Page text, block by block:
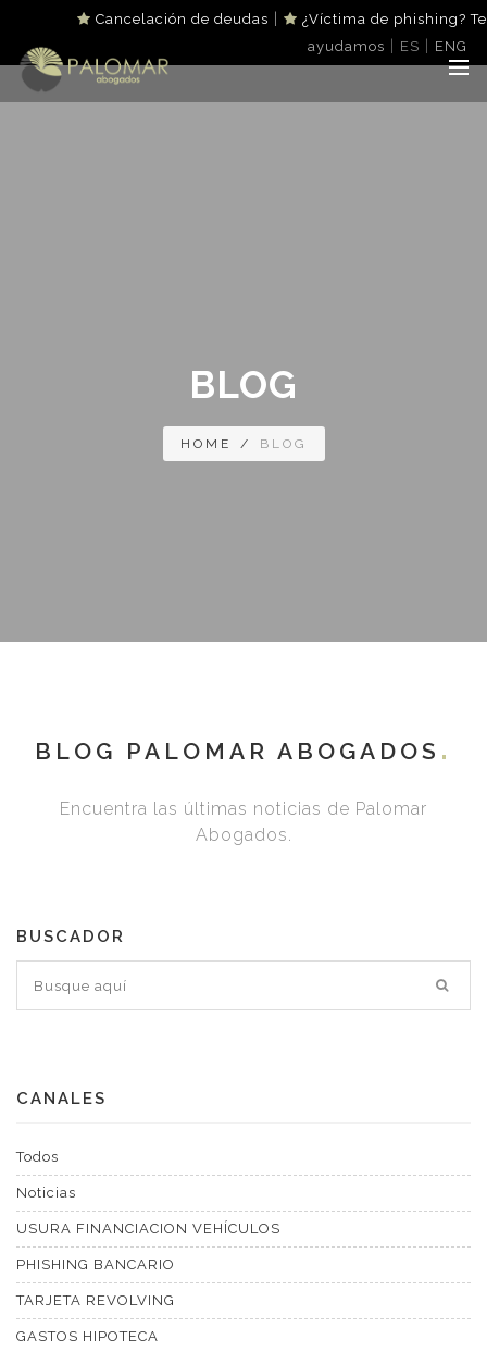
Cancelación de deudas
¿Víctima de phishing? Te
ayudamos
ES ENG
BLOG
HOME / BLOG
BLOG PALOMAR ABOGADOS
Encuentra las últimas noticias de Palomar
Abogados.
BUSCADOR
CANALES
Todos
Noticias
USURA FINANCIACION VEHÍCULOS
PHISHING BANCARIO
TARJETA REVOLVING
GASTOS HIPOTECA